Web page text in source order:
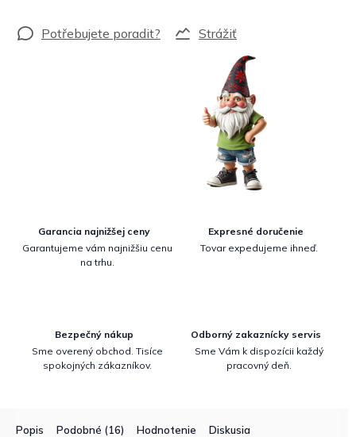
Strážiť
Garancia najnižšej ceny
Garantujeme vám najnižšiu cenu
na trhu.
Expresné doručenie
Tovar expedujeme ihneď.
Bezpečný nákup
Sme overený obchod. Tisíce
spokojných zákazníkov.
Odborný zakaznícky servis
Sme Vám k dispozícii každý
pracovný deň.
Popis Podobné (16) Hodnotenie Diskusia